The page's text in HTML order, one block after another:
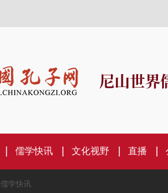
尼山世界
儒学快讯 文化视野 直播
儒学快讯